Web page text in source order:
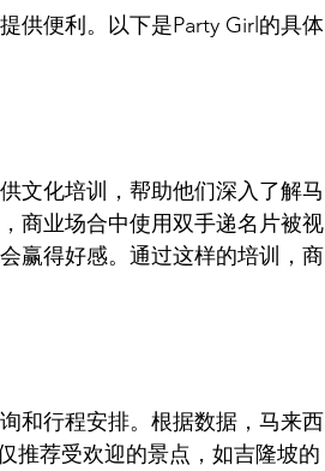
供便利。以下是Party Girl的具体
文化培训，帮助他们深入了解马
商业场合中使用双手递名片被视
赢得好感。通过这样的培训，商
和行程安排。根据数据，马来西
推荐受欢迎的景点，如吉隆坡的